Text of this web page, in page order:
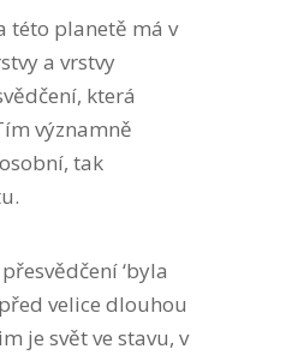
této planetě má v
a vrstvy
která
významně
tak
‘byla
velice dlouhou
je svět ve stavu, v